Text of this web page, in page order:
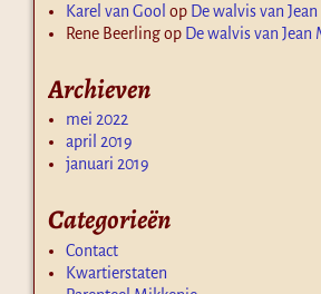
Karel van Gool op De walvis van
Rene Beerlingop De walvis van Jean
Archieven
mei 2022
april 2019
januari 2019
Categorieën
Contact
Kwartierstaten